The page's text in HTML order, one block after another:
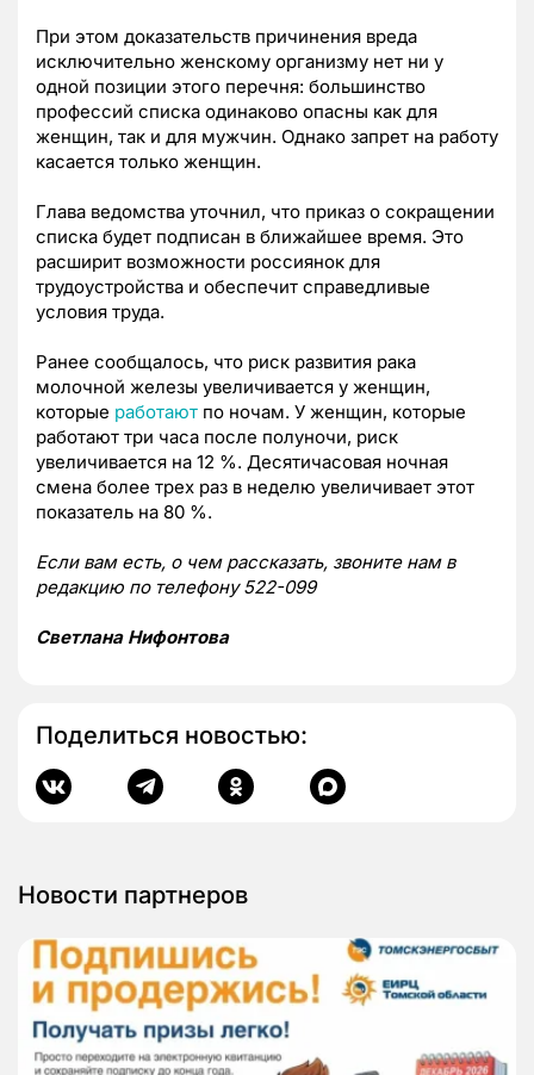
При этом доказательств причинения вреда
исключительно женскому организму нет ни у
одной позиции этого перечня: большинство
профессий списка одинаково опасны как для
женщин, так и для мужчин. Однако запрет на работу
касается только женщин.
Глава ведомства уточнил, что приказ о сокращении
списка будет подписан в ближайшее время. Это
расширит возможности россиянок для
трудоустройства и обеспечит справедливые
условия труда.
Ранее сообщалось, что риск развития рака
молочной железы увеличивается у женщин,
которые работают по ночам. У женщин, которые
работают три часа после полуночи, риск
увеличивается на 12 %. Десятичасовая ночная
смена более трех раз в неделю увеличивает этот
показатель на 80 %.
Если вам есть, о чем рассказать, звоните нам в
редакцию по телефону 522-099
Светлана Нифонтова
Поделиться новостью:
Новости партнеров